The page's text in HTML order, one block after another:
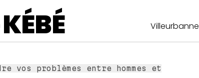
KÉBÉ Villeurbanne
vos problèmes entre hommes et